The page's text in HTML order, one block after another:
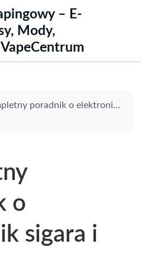
– E-
Mody,
VapeCentrum
o elektronik sigara i liquider — praktyczne wskazówki doboru smaku i mocy
o
sigara i